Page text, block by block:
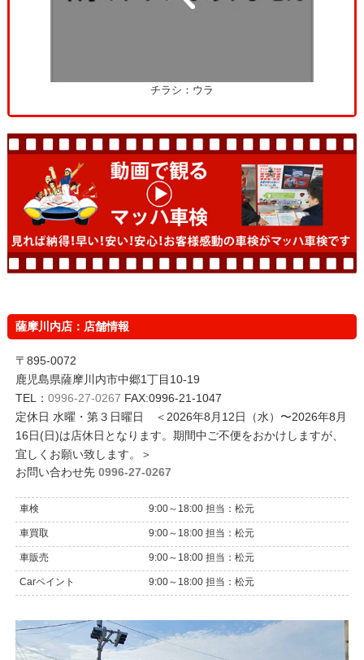
チラシ：ウラ
薩摩川内店：店舗情報
〒895-0072
鹿児島県薩摩川内市中郷1丁目10-19
TEL： 0996-27-0267 FAX:0996-21-1047
定休日 水曜・第３日曜日 ＜2026年8月12日（水）〜2026年8月
16日(日)は店休日となります。期間中ご不便をおかけしますが、
宜しくお願い致します。＞
お問い合わせ先 0996-27-0267
車検 9:00～18:00 担当：松元
車買取 9:00～18:00 担当：松元
車販売 9:00～18:00 担当：松元
Carペイント 9:00～18:00 担当：松元